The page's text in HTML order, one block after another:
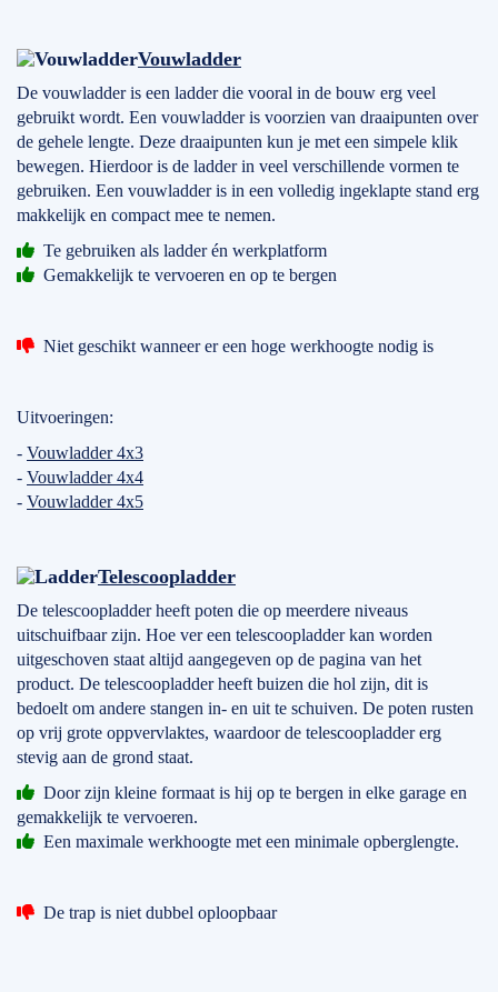
Vouwladder
De vouwladder is een ladder die vooral in de bouw erg veel
gebruikt wordt. Een vouwladder is voorzien van draaipunten over
de gehele lengte. Deze draaipunten kun je met een simpele klik
bewegen. Hierdoor is de ladder in veel verschillende vormen te
gebruiken. Een vouwladder is in een volledig ingeklapte stand erg
makkelijk en compact mee te nemen.
Te gebruiken als ladder én werkplatform
Gemakkelijk te vervoeren en op te bergen
Niet geschikt wanneer er een hoge werkhoogte nodig is
Uitvoeringen:
- Vouwladder 4x3
- Vouwladder 4x4
- Vouwladder 4x5
Telescoopladder
De telescoopladder heeft poten die op meerdere niveaus
uitschuifbaar zijn. Hoe ver een telescoopladder kan worden
uitgeschoven staat altijd aangegeven op de pagina van het
product. De telescoopladder heeft buizen die hol zijn, dit is
bedoelt om andere stangen in- en uit te schuiven. De poten rusten
op vrij grote oppvervlaktes, waardoor de telescoopladder erg
stevig aan de grond staat.
Door zijn kleine formaat is hij op te bergen in elke garage en
gemakkelijk te vervoeren.
Een maximale werkhoogte met een minimale opberglengte.
De trap is niet dubbel oploopbaar